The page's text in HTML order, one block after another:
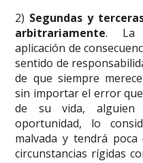
2) Segundas y
arbitrariamente. La
aplicación de
sentido de
de que siempre
sin importar el error
de su vida,
oportunidad, lo
malvada y tendrá poca
circunstancias rígidas